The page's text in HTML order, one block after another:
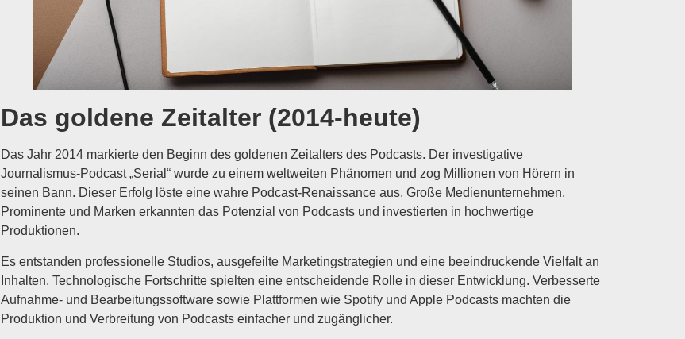
Das goldene Zeitalter (2014-heute)
Das Jahr 2014 markierte den Beginn des goldenen Zeitalters des Podcasts. Der investigative
Journalismus-Podcast „Serial“ wurde zu einem weltweiten Phänomen und zog Millionen von Hörern in
seinen Bann. Dieser Erfolg löste eine wahre Podcast-Renaissance aus. Große Medienunternehmen,
Prominente und Marken erkannten das Potenzial von Podcasts und investierten in hochwertige
Produktionen.
Es entstanden professionelle Studios, ausgefeilte Marketingstrategien und eine beeindruckende Vielfalt an
Inhalten. Technologische Fortschritte spielten eine entscheidende Rolle in dieser Entwicklung. Verbesserte
Aufnahme- und Bearbeitungssoftware sowie Plattformen wie Spotify und Apple Podcasts machten die
Produktion und Verbreitung von Podcasts einfacher und zugänglicher.